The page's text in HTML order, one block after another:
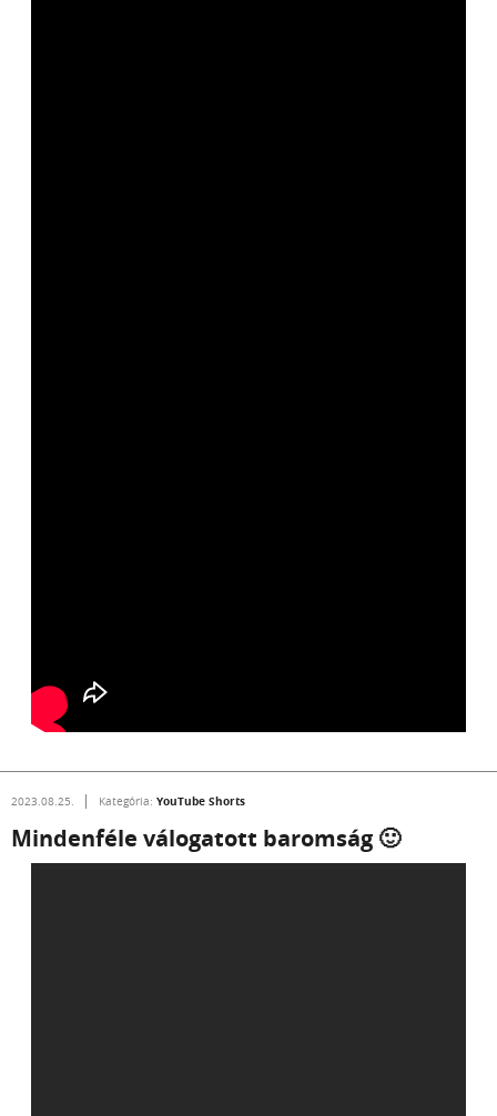
2023.08.25. Kategória: YouTube Shorts
Mindenféle válogatott baromság 🙂